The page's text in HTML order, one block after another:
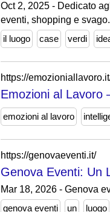
Oct 2, 2025 - Dedicato
eventi, shopping e svago.
il luogo
case verdi
https://
Emozioni al Lavoro
emozioni al lavoro
https://genovaeventi.it/
Genova Eventi: Un
Mar 18, 2026 - Genova
genova eventi
un luogo